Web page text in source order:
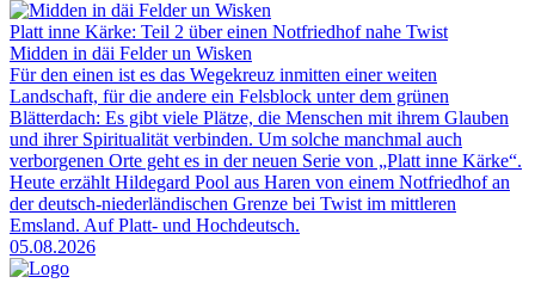
Platt inne Kärke: Teil 2 über einen Notfriedhof nahe Twist
Midden in däi Felder un Wisken
Für den einen ist es das Wegekreuz inmitten einer weiten
Landschaft, für die andere ein Felsblock unter dem grünen
Blätterdach: Es gibt viele Plätze, die Menschen mit ihrem Glauben
und ihrer Spiritualität verbinden. Um solche manchmal auch
verborgenen Orte geht es in der neuen Serie von „Platt inne Kärke“.
Heute erzählt Hildegard Pool aus Haren von einem Notfriedhof an
der deutsch-niederländischen Grenze bei Twist im mittleren
Emsland. Auf Platt- und Hochdeutsch.
05.08.2026